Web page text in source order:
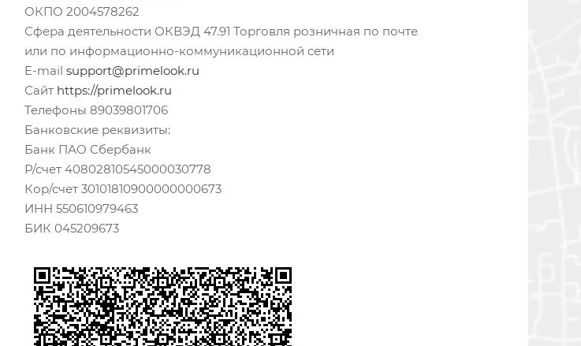
ОКПО 2004578262
Сфера деятельности ОКВЭД 47.91 Торговля розничная по почте
или по информационно-коммуникационной сети
E-mail support@primelook.ru
Сайт https://primelook.ru
Телефоны 89039801706
Банковские реквизиты:
Банк ПАО Сбербанк
Р/счет 40802810545000030778
Кор/счет 30101810900000000673
ИНН 550610979463
БИК 045209673